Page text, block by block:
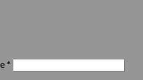
*